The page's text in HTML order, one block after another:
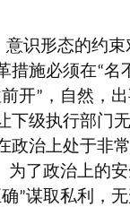
识形态的约
措施必须在“名
开” ，自然，
下级执行部门
政治上处于非
为了政治上的
”谋取私利，